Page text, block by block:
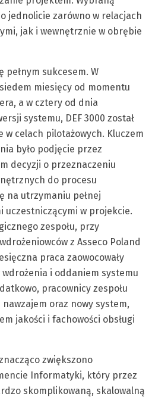
jednolicie zarówno w relacjach
jak i wewnętrznie w obrębie
pełnym sukcesem. W
miesięcy od momentu
a w cztery od dnia
systemu, DEF 3000 został
celach pilotażowych. Kluczem
było podjęcie przez
decyzji o przeznaczeniu
do procesu
na utrzymaniu pełnej
uczestniczącymi w projekcie.
zespołu, przy
z Asseco Poland
praca zaowocowały
i oddaniem systemu
pracownicy zespołu
oraz nowy system,
jakości i fachowości obsługi
zwiększono
Informatyki, który przez
skomplikowaną, skalowalną